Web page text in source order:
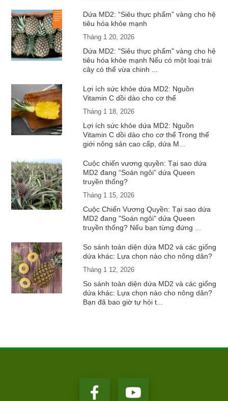
Dứa MD2: “Siêu thực phẩm” vàng cho hệ
tiêu hóa khỏe mạnh
Tháng 1 20, 2026
Dứa MD2: "Siêu thực phẩm" vàng cho hệ
tiêu hóa khỏe mạnh Nếu có một loại trái
cây có thể vừa chinh ...
Lợi ích sức khỏe dứa MD2: Nguồn
Vitamin C dồi dào cho cơ thể
Tháng 1 18, 2026
Lợi ích sức khỏe dứa MD2: Nguồn
Vitamin C dồi dào cho cơ thể Trong thế
giới nông sản cao cấp, dứa M...
Cuộc chiến vương quyền: Tại sao dứa
MD2 đang “Soán ngôi” dứa Queen
truyền thống?
Tháng 1 15, 2026
Cuộc Chiến Vương Quyền: Tại sao dứa
MD2 đang "Soán ngôi" dứa Queen
truyền thống? Nếu bạn từng đứng ...
So sánh toàn diện dứa MD2 và các giống
dứa khác: Lựa chọn nào cho nông dân?
Tháng 1 12, 2026
So sánh toàn diện dứa MD2 và các giống
dứa khác: Lựa chọn nào cho nông dân?
Bạn đã bao giờ tự hỏi t...